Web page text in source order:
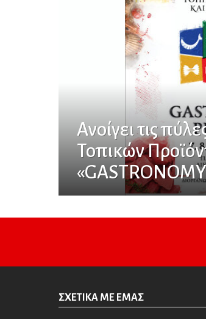
Ανοίγει τις
Τοπικών
ΣΧΕΤΙΚΆ ΜΕ ΕΜΆΣ